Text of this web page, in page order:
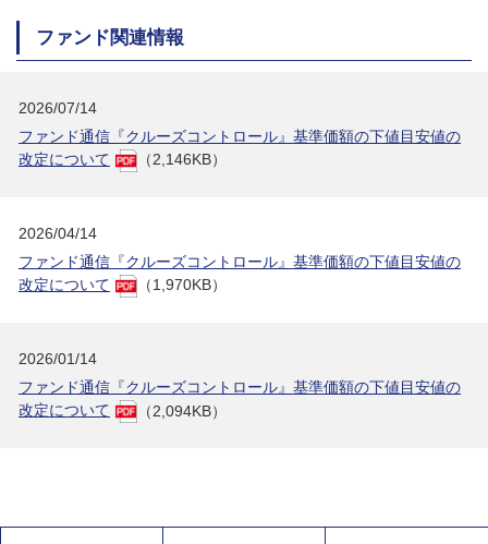
ファンド関連情報
2026/07/14
ファンド通信『クルーズコントロール』基準価額の下値目安値の
改定について
（2,146KB）
2026/04/14
ファンド通信『クルーズコントロール』基準価額の下値目安値の
改定について
（1,970KB）
2026/01/14
ファンド通信『クルーズコントロール』基準価額の下値目安値の
改定について
（2,094KB）